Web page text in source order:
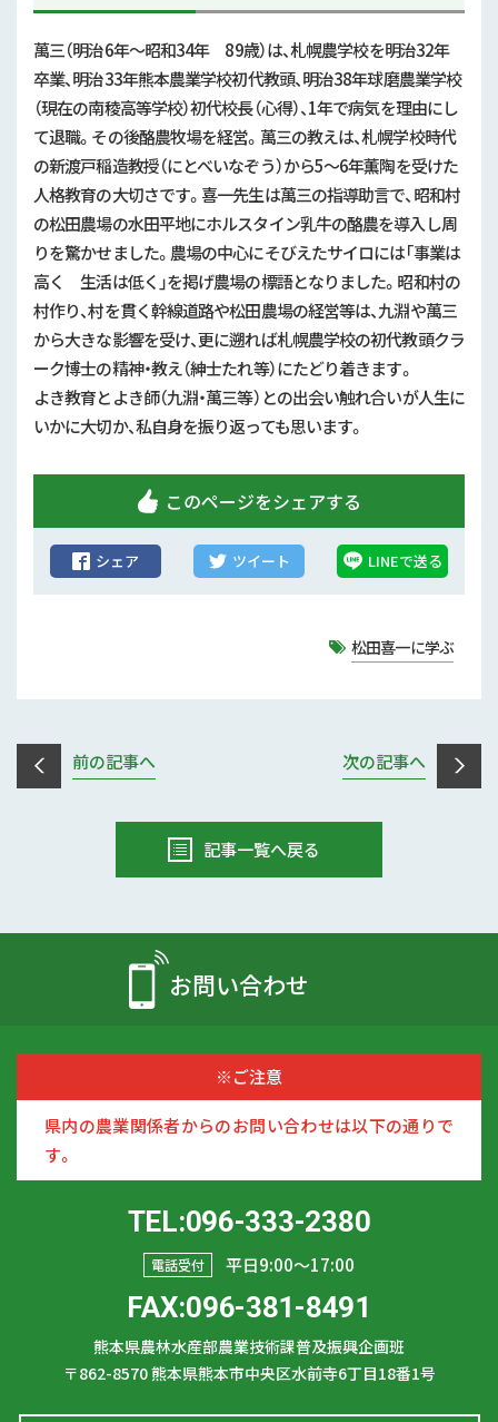
萬三（明治6年～昭和34年 89歳）は、札幌農学校を明治32年
卒業、明治33年熊本農業学校初代教頭、明治38年球磨農業学校
（現在の南稜高等学校）初代校長（心得）、1年で病気を理由にし
て退職。その後酪農牧場を経営。萬三の教えは、札幌学校時代
の新渡戸稲造教授（にとべいなぞう）から5～6年薫陶を受けた
人格教育の大切さです。喜一先生は萬三の指導助言で、昭和村
の松田農場の水田平地にホルスタイン乳牛の酪農を導入し周
りを驚かせました。農場の中心にそびえたサイロには「事業は
高く 生活は低く」を掲げ農場の標語となりました。昭和村の
村作り、村を貫く幹線道路や松田農場の経営等は、九淵や萬三
から大きな影響を受け、更に遡れば札幌農学校の初代教頭クラ
ーク博士の精神・教え（紳士たれ等）にたどり着きます。
よき教育とよき師（九淵・萬三等）との出会い触れ合いが人生に
いかに大切か、私自身を振り返っても思います。
このページをシェアする
シェア ツイート LINEで送る
松田喜一に学ぶ
前の記事へ 次の記事へ
記事一覧へ戻る
お問い合わせ
※ご注意
県内の農業関係者からのお問い合わせは以下の通りで
す。
TEL:096-333-2380
電話受付 平日9:00〜17:00
FAX:096-381-8491
熊本県農林水産部農業技術課普及振興企画班
〒862-8570熊本県熊本市中央区水前寺6丁目18番1号